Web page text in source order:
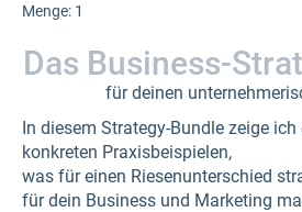
Menge: 1
Das Business-
für deinen
In diesem Strategy-Bundle zeige
konkreten Praxisbeispielen,
was für einen Riesenunterschied
für dein Business und Marketing